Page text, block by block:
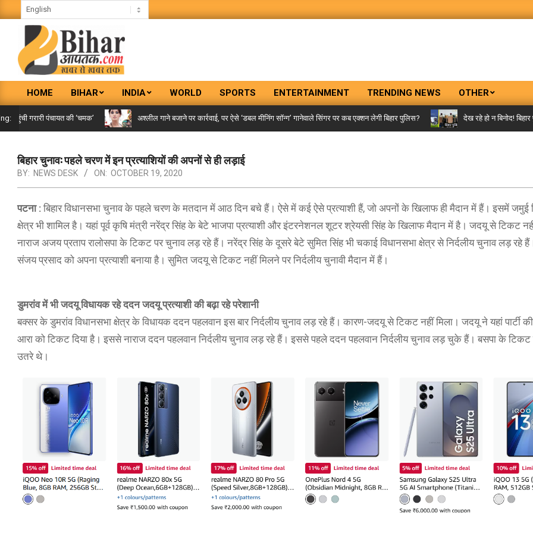
to
BIHAR
AAPTAK
Primary
Navigation
Menu
HOME BIHAR INDIA WORLD SPORTS ENTERTAINMENT TRENDING NEWS OTHER
गरारी पंचायत की ‘चमक’ अश्लील गाने बजाने पर कार्रवाई, पर ऐसे ‘डबल मीनिंग सॉन्ग’ गानेवाले सिंगर पर कब एक्शन लेगी बिहार पुलिस? देख रहे हो न बिनोद! बिहार
बिहार चुनाव: पहले चरण में इन प्रत्याशियों की अपनों से ही लड़ाई
BY: NEWS DESK ON: OCTOBER 19, 2020
पटना : बिहार विधानसभा चुनाव के पहले चरण के मतदान में आठ दिन बचे हैं। ऐसे में कई ऐसे प्रत्याशी हैं, जो अपनों के खिलाफ ही मैदान में हैं। इसमें जमुई
क्षेत्र भी शामिल है। यहां पूर्व कृषि मंत्री नरेंद्र सिंह के बेटे भाजपा प्रत्याशी और इंटरनेशनल शूटर श्रेयसी सिंह के खिलाफ मैदान में है। जदयू से टिकट
नाराज अजय प्रताप रालोसपा के टिकट पर चुनाव लड़ रहे हैं। नरेंद्र सिंह के दूसरे बेटे सुमित सिंह भी चकाई विधानसभा क्षेत्र से निर्दलीय चुनाव लड़ रहे
संजय प्रसाद को अपना प्रत्याशी बनाया है। सुमित जदयू से टिकट नहीं मिलने पर निर्दलीय चुनावी मैदान में हैं।
डुमरांव में भी जदयू विधायक रहे ददन जदयू प्रत्याशी की बढ़ा रहे परेशानी
बक्सर के डुमरांव विधानसभा क्षेत्र के विधायक ददन पहलवान इस बार निर्दलीय चुनाव लड़ रहे हैं। कारण-जदयू से टिकट नहीं मिला। जदयू ने यहां पार्टी
आरा को टिकट दिया है। इससे नाराज ददन पहलवान निर्दलीय चुनाव लड़ रहे हैं। इससे पहले ददन पहलवान निर्दलीय चुनाव लड़ चुके हैं। बसपा के टिकट
उतरे थे।